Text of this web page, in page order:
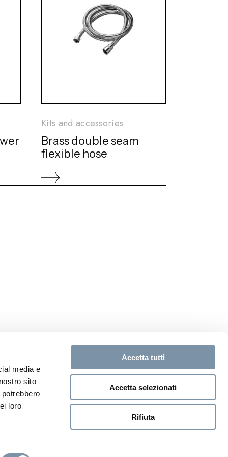
media e
sito
loro
Accetta tutti
Accetta selezionati
Rifiuta
Kits and accessories
Brass double seam
flexible hose